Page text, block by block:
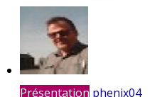
Présentation phenix04